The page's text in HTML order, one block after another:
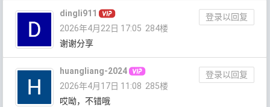
dingli911
登录以回复
2026年4月22日 17:05 284楼
谢谢分享
huangliang-2024
登录以回复
2026年4月17日 11:08 285楼
哎呦，不错哦